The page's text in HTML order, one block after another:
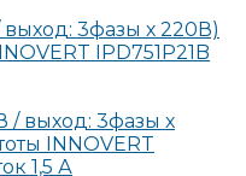
выход: 3фазы х 220В)
IPD751P21B